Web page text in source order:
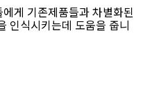
게 기존제품들과 차별화된
인식시키는데 도움을 줍니